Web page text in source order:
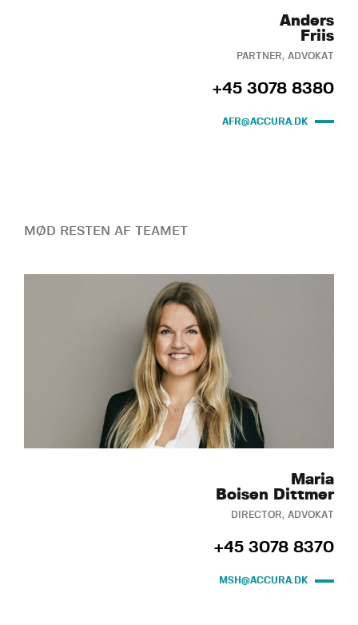
Anders
Friis
PARTNER, ADVOKAT
+45 3078 8380
AFR@ACCURA.DK
MØD RESTEN AF TEAMET
Maria
Boisen Dittmer
DIRECTOR, ADVOKAT
+45 3078 8370
MSH@ACCURA.DK